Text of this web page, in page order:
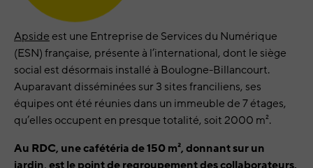
Apsideest une Entreprise de Services du Numérique
(ESN) française, présente à l’international, dont le siège
social est désormais installé à Boulogne-Billancourt.
Auparavant disséminées sur 3 sites franciliens, ses
équipes ont été réunies dans un immeuble de 7 étages,
qu’elles occupent en presque totalité, soit 2000 m².
Au RDC, une cafétéria de 150 m², donnant sur un